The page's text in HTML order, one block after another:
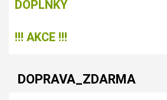
DOPLŇKY
!!! AKCE !!!
DOPRAVA_ZDARMA